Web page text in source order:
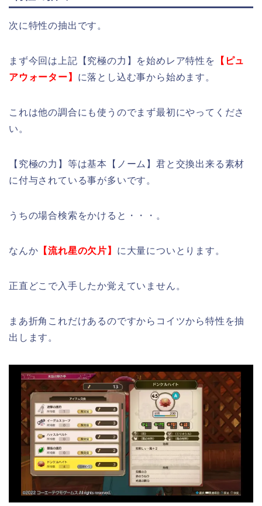
次に特性の抽出です。
まず今回は上記【究極の力】を始めレア特性を
【ピュ
アウォーター】 に落とし込む事から始めます。
これは他の調合にも使うのでまず最初にやってくださ
い。
【究極の力】等は基本【ノーム】君と交換出来る素材
に付与されている事が多いです。
うちの場合検索をかけると・・・。
なんか 【流れ星の欠片】 に大量についとります。
正直どこで入手したか覚えていません。
まあ折角これだけあるのですからコイツから特性を抽
出します。